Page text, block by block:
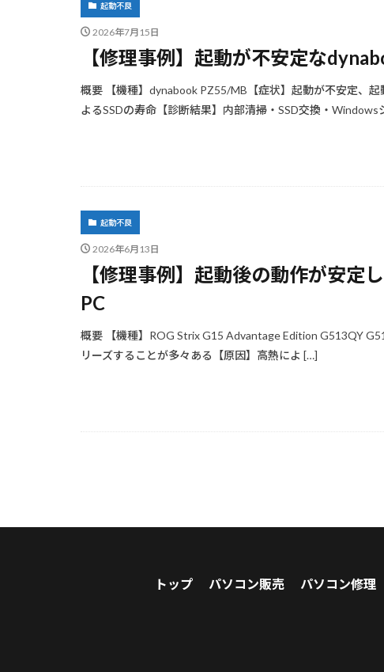
起動不良
2026年7月15日
【修理事例】起動が不安定な
概要 【機種】dynabook PZ55/MB【症状】起動が不安定、
よるSSDの寿命【診断結果】内部清掃・SSD交換・Windows
起動不良
2026年6月13日
【修理事例】起動後の動作が安定
PC
概要 【機種】ROG Strix G15 Advantage Edition G513QY
リーズすることが多々ある【原因】高熱によ […]
トップ パソコン販売 パソコン修理